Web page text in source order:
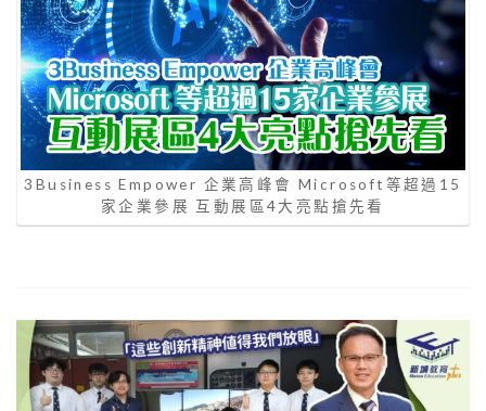
3Business Empower 企業高峰會 Microsoft等超過15
家企業參展 互動展區4大亮點搶先看